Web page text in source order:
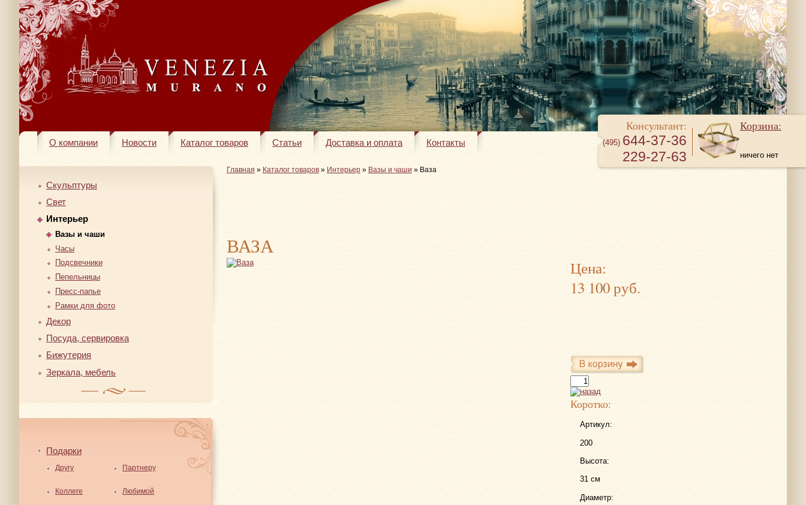
О компании Новости Каталог товаров Статьи Доставка и оплата Контакты
Консультант:
(495) 644-37-36
229-27-63
Корзина:
ничего нет
Скульптуры
Свет
Интерьер
Вазы и чаши
Часы
Подсвечники
Пепельницы
Пресс-папье
Рамки для фото
Декор
Посуда, сервировка
Бижутерия
Зеркала, мебель
Подарки
Другу Партнеру
Коллеге Любимой
Главная » Каталог товаров» Интерьер» Вазы и чаши » Ваза
ВАЗА
Цена:
13 100 руб.
Коротко:
Артикул:
200
Высота:
31 см
Диаметр: